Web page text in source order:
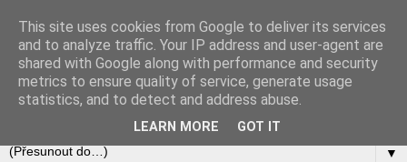
▼
This site uses cookies from Google to deliver its services
and to analyze traffic. Your IP address and user-agent are
shared with Google along with performance and security
metrics to ensure quality of service, generate usage
statistics, and to detect and address abuse.
LEARN MORE GOT IT